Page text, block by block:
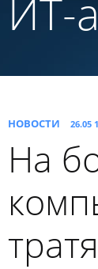
ИТ-
НОВОСТИ 26.05
На